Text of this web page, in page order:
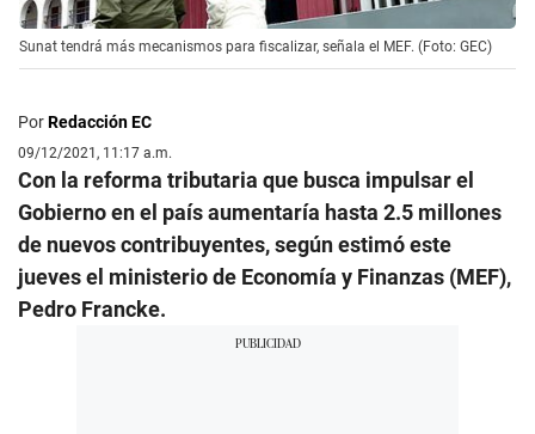
Sunat tendrá más mecanismos para fiscalizar, señala el MEF. (Foto: GEC)
PorRedacción EC
09/12/2021, 11:17 a.m.
Con la reforma tributaria que busca impulsar el
Gobierno en el país aumentaría hasta 2.5 millones
de nuevos contribuyentes, según estimó este
jueves el ministerio de Economía y Finanzas (MEF),
Pedro Francke.